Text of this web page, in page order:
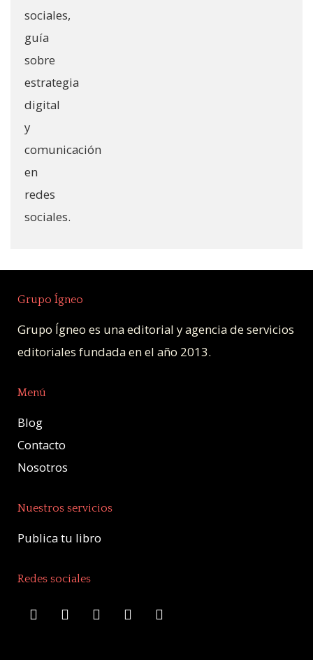
Grupo Ígneo
Grupo Ígneo es una editorial y agencia de servicios
editoriales fundada en el año 2013.
Menú
Blog
Contacto
Nosotros
Nuestros servicios
Publica tu libro
Redes sociales